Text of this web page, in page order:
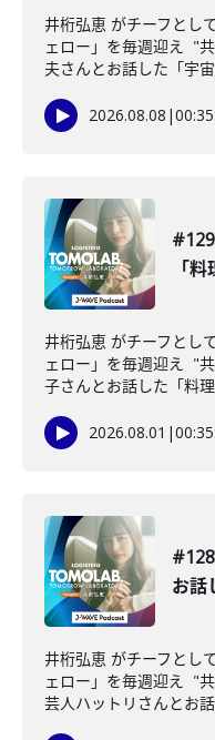
井桁弘恵 がチーフとし
ェロー」を毎週迎え "
夫さんとお話した「宇
2026.08.08 |
「料
井桁弘恵 がチーフとし
ェロー」を毎週迎え "
子さんとお話した「料
2026.08.01 |
お話
井桁弘恵 がチーフとし
ェロー」を毎週迎え "
芸人ハットリさんとお